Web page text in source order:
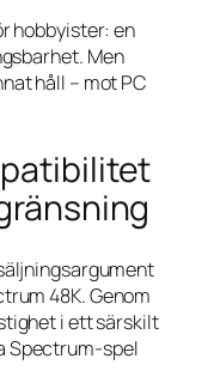
hobbyister: en
Men
håll – mot PC
48K. Genom
i ett särskilt
Spectrum-spel